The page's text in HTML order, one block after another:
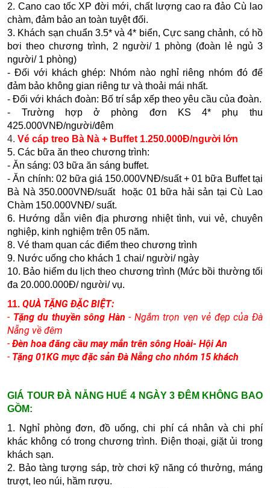
2. Cano cao tốc XP đời mới, chất lượng cao ra đảo Cù lao
chàm, đảm bảo an toàn tuyệt đối.
3. Khách sạn chuẩn 3.5* và 4* biển, Cực sang chảnh, có hồ
bơi theo chương trình, 2 người/ 1 phòng (đoàn lẻ ngủ 3
người/ 1 phòng)
- Đối với khách ghép: Nhóm nào nghỉ riêng nhóm đó để
đảm bảo không gian riêng tư và thoải mái nhất.
- Đối với khách đoàn: Bố trí sắp xếp theo yêu cầu của đoàn.
- Trường hợp ở phòng đơn KS 4* phụ thu
425.000VNĐ/người/đêm
4. Vé cáp treo Bà Nà + Buffet 1.250.000Đ/người lớn
5. Các bữa ăn theo chương trình:
- Ăn sáng: 03 bữa ăn sáng buffet.
- Ăn chính: 02 bữa giá 150.000VNĐ/suất + 01 bữa Buffet tại
Bà Nà 350.000VNĐ/suất hoặc 01 bữa hải sản tại Cù Lao
Chàm 150.000VNĐ/ suất.
6. H­ướng dẫn viên địa phương nhiệt tình, vui vẻ, chuyên
nghiệp, kinh nghiệm trên 05 năm.
8. Vé tham quan các điểm theo chương trình
9. N­ước uống cho khách 1 chai/ người/ ngày
10. Bảo hiểm du lịch theo chương trình (Mức bồi thường tối
đa 20.000.000Đ/ người/ vụ.
11.QUÀ TẶNG ĐẶC BIỆT:
- Tặng du thuyền sông Hàn - Ngắm trọn vẹn vẻ đẹp của Đà
Nẵng về đêm
- Đèn hoa đăng cầu may mắn trên sông Hoài- Hội An
- Tặng 01KG mực đặc sản Đà Nẵng cho nhóm 15 khách
GIÁ TOUR ĐÀ NẴNG HUẾ 4 NGÀY 3 ĐÊM KHÔNG BAO
GỒM:
1. Nghỉ phòng đơn, đồ uống, chi phí cá nhân và chi phí
khác không có trong chương trình. Điện thoại, giặt ủi trong
khách sạn.
2. Bảo tàng tượng sáp, trờ chơi kỹ năng có thưởng, máng
trượt, leo núi, hầm rượu.